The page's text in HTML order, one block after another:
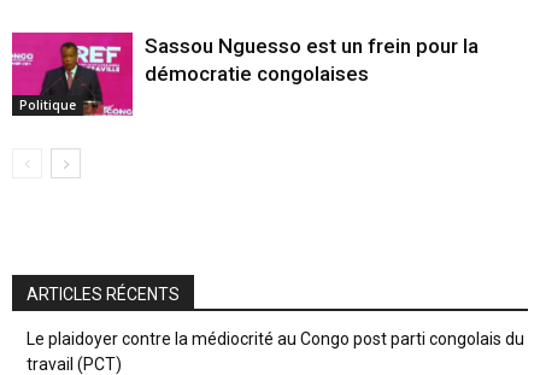
Politique
Sassou Nguesso est un frein pour la
démocratie congolaises
ARTICLES RÉCENTS
Le plaidoyer contre la médiocrité au Congo post parti congolais du
travail (PCT)